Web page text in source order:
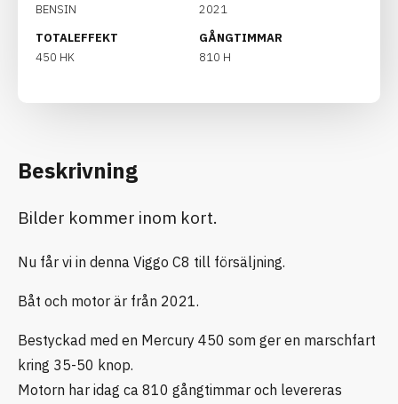
BENSIN
2021
TOTALEFFEKT
450 HK
GÅNGTIMMAR
810 H
Beskrivning
Bilder kommer inom kort.
Nu får vi in denna Viggo C8 till försäljning.
Båt och motor är från 2021.
Bestyckad med en Mercury 450 som ger en marschfart
kring 35-50 knop.
Motorn har idag ca 810 gångtimmar och levereras